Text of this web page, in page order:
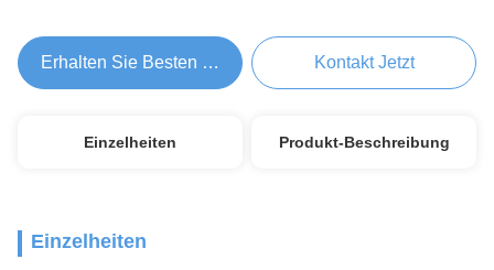
Erhalten Sie Besten Preis Kontakt Jetzt
Einzelheiten Produkt-Beschreibung
Einzelheiten